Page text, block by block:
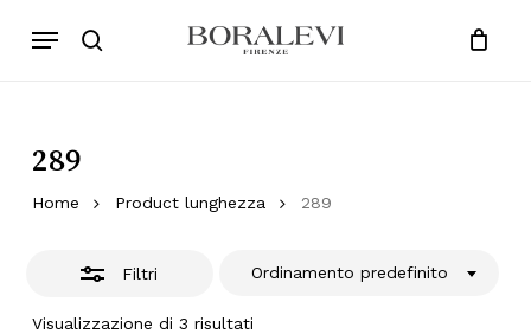
Products
search
Menu
Cart Close
289
Home Product lunghezza 289
Filtri
Visualizzazione di 3 risultati
Ordinamento predefinito
Chiudi